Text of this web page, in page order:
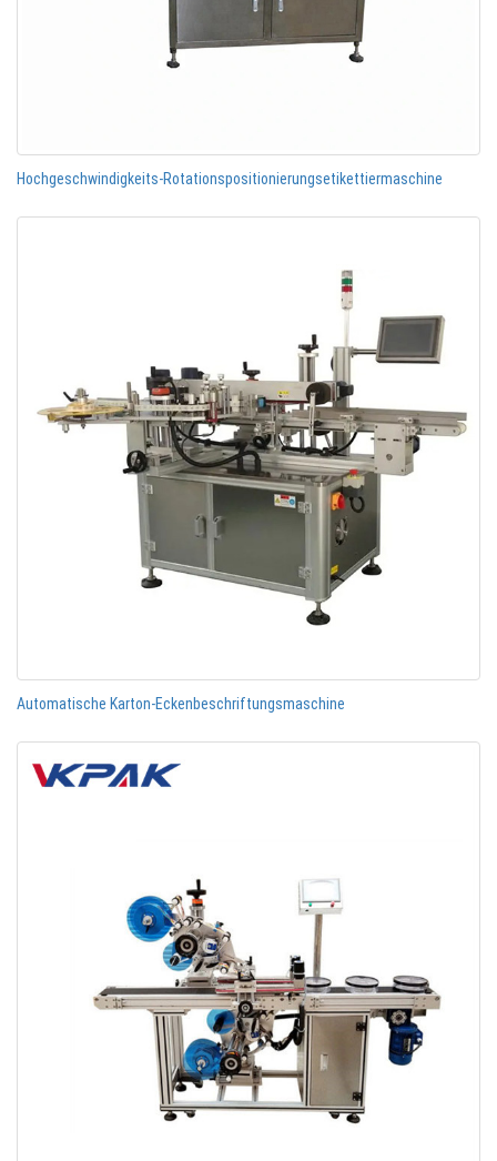
Hochgeschwindigkeits-Rotationspositionierungsetikettiermaschine
Automatische Karton-Eckenbeschriftungsmaschine